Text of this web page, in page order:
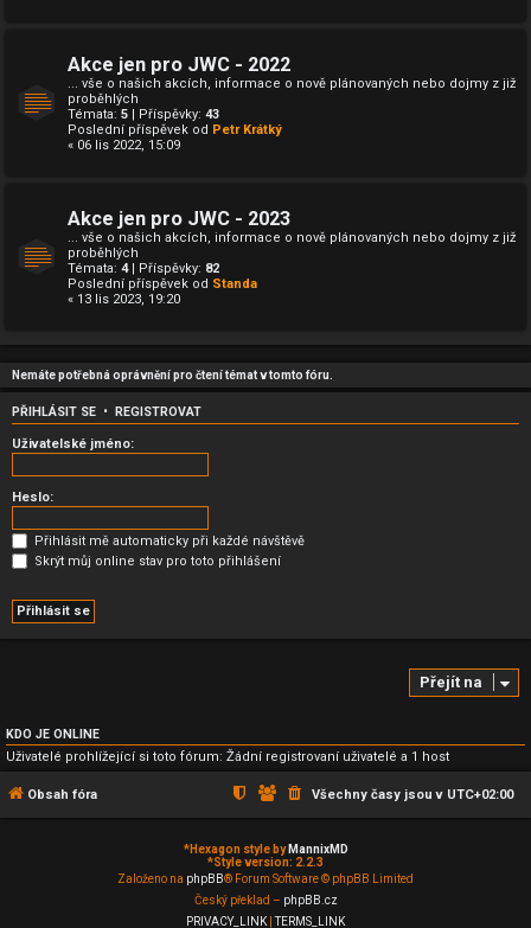
Akce jen pro JWC - 2022
... vše o našich akcích, informace o nově plánovaných nebo dojmy z již
proběhlých
Témata: 5 | Příspěvky: 43
Poslední příspěvek od Petr Krátký
« 06 lis 2022, 15:09
Akce jen pro JWC - 2023
... vše o našich akcích, informace o nově plánovaných nebo dojmy z již
proběhlých
Témata: 4| Příspěvky: 82
Poslední příspěvek od Standa
« 13 lis 2023, 19:20
Nemáte potřebná oprávnění pro čtení témat v tomto fóru.
PŘIHLÁSIT SE • REGISTROVAT
Uživatelské jméno:
Heslo:
Přihlásit mě automaticky při každé návštěvě
Skrýt můj online stav pro toto přihlášení
Přejít na
KDO JE ONLINE
Uživatelé prohlížející si toto fórum: Žádní registrovaní uživatelé a 1 host
Obsah fóra Všechny časy jsou v UTC+02:00
*Hexagon style by MannixMD
*Style version: 2.2.3
Založeno na phpBB® Forum Software © phpBB Limited
Český překlad – phpBB.cz
PRIVACY_LINK |TERMS_LINK